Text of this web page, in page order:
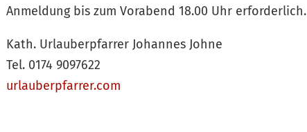
Anmeldung bis zum Vorabend 18.00 Uhr erforderlich.
Kath. Urlauberpfarrer Johannes Johne
Tel. 0174 9097622
urlauberpfarrer.com